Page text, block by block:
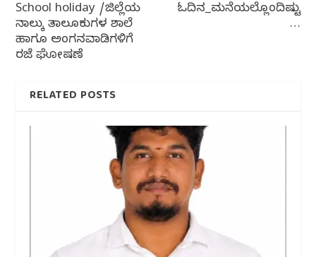
School holiday /ಜಿಲ್ಲೆಯ
ನಾಲ್ಕು ತಾಲೂಕುಗಳ ಶಾಲೆ
ಹಾಗೂ ಅಂಗನವಾಡಿಗಳಿಗೆ
ರಜೆ ಘೋಷಣೆ
ಓದಿನ_ಮನೆಯಲ್ಲೊಂದಿಷ್ಟು
…
RELATED POSTS